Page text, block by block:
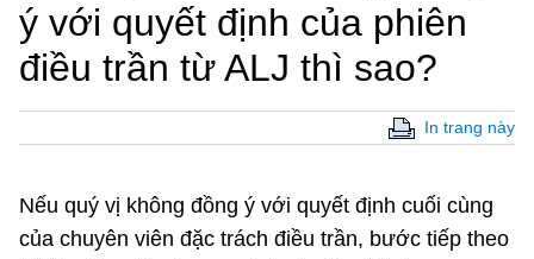
ý với quyết định của phiên
điều trần từ ALJ thì sao?
In trang này
Nếu quý vị không đồng ý với quyết định cuối cùng
của chuyên viên đặc trách điều trần, bước tiếp theo